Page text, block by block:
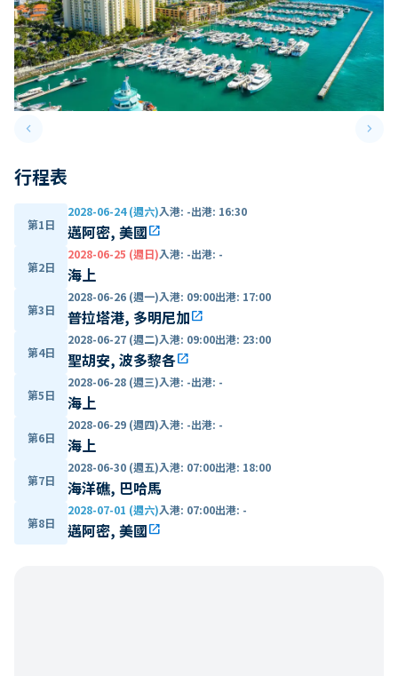
keyboard_arrow_leftPrevious slide keyboard_arrow_right
行程表
第1日
2028-06-24 (週六)入港: -出港: 16:30
邁阿密, 美國open_in_new
第2日
2028-06-25 (週日)入港: -出港: -
海上
第3日
2028-06-26 (週一)入港: 09:00出港: 17:00
普拉塔港, 多明尼加open_in_new
第4日
2028-06-27 (週二)入港: 09:00出港: 23:00
聖胡安, 波多黎各open_in_new
第5日
2028-06-28 (週三)入港: -出港: -
海上
第6日
2028-06-29 (週四)入港: -出港: -
海上
第7日
2028-06-30 (週五)入港: 07:00出港: 18:00
海洋礁, 巴哈馬
第8日
2028-07-01 (週六)入港: 07:00出港: -
邁阿密, 美國open_in_new